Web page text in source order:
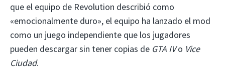
que el equipo de Revolution describió como
«emocionalmente duro», el equipo ha lanzado el mod
como un juego independiente que los jugadores
pueden descargar sin tener copias de GTA IVo Vice
Ciudad.